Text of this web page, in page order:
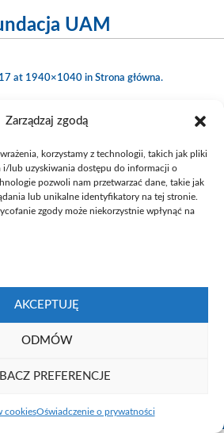
Zarządzaj zgodą
korzystamy z technologii, takich jak pliki
i/lub uzyskiwania dostępu do informacji o
pozwoli nam przetwarzać dane, takie jak
lub unikalne identyfikatory na tej stronie.
zgody może niekorzystnie wpłynąć na
AKCEPTUJĘ
ODMÓW
PREFERENCJE
cookiesOświadczenie o prywatności
UAM
at 1940×1040 in Strona główna.